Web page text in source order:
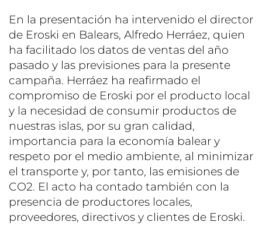
En la presentación ha intervenido el director
de Eroski en Balears, Alfredo Herráez, quien
ha facilitado los datos de ventas del año
pasado y las previsiones para la presente
campaña. Herráez ha reafirmado el
compromiso de Eroski por el producto local
y la necesidad de consumir productos de
nuestras islas, por su gran calidad,
importancia para la economía balear y
respeto por el medio ambiente, al minimizar
el transporte y, por tanto, las emisiones de
CO2. El acto ha contado también con la
presencia de productores locales,
proveedores, directivos y clientes de Eroski.